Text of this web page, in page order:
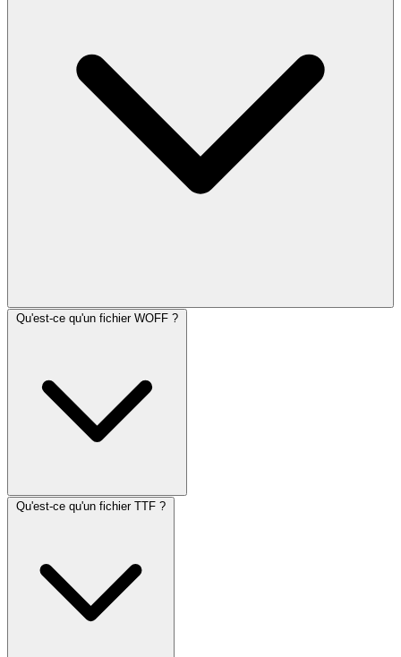
Qu'est-ce qu'un fichier WOFF ?
Qu'est-ce qu'un fichier TTF ?